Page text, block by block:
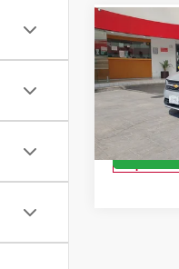
2024
LT PLUS
Nissan
Valores:
Disponible
Precio: